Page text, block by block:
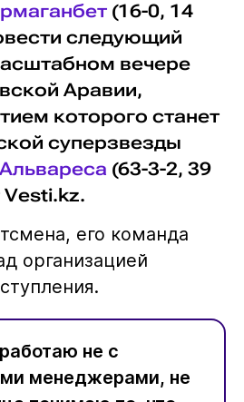
(16-0, 14
следующий
вечере
Аравии,
которого станет
суперзвезды
(63-3-2, 39
его команда
организацией
не с
менеджерами, не